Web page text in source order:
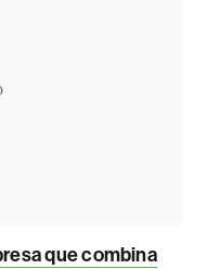
que combina